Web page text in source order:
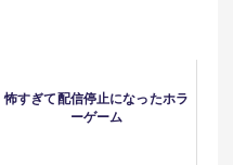
怖すぎて配信停止になったホラ
ーゲーム